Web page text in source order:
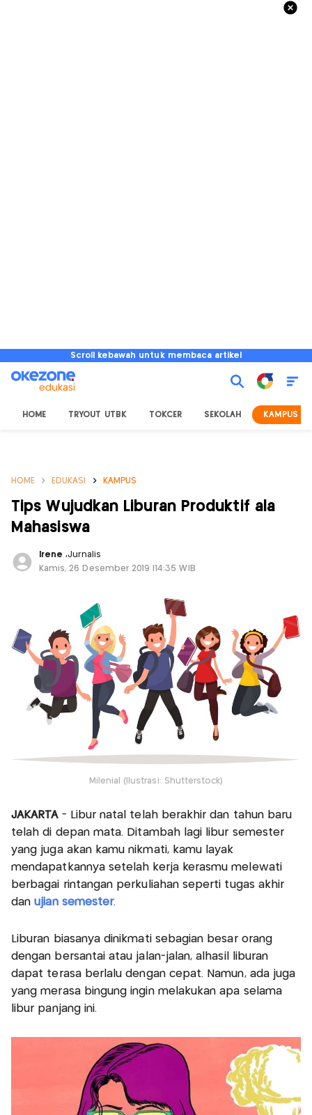
Scroll kebawah untuk membaca artikel
HOME TRYOUT UTBK TOKCER SEKOLAH KAMPUS
HOME EDUKASI KAMPUS
Tips Wujudkan Liburan Produktif ala
Mahasiswa
Irene,Jurnalis
Kamis, 26 Desember 2019 |14:35 WIB
Milenial (Ilustrasi: Shutterstock)
JAKARTA - Libur natal telah berakhir dan tahun baru
telah di depan mata. Ditambah lagi libur semester
yang juga akan kamu nikmati, kamu layak
mendapatkannya setelah kerja kerasmu melewati
berbagai rintangan perkuliahan seperti tugas akhir
danujian semester.
Liburan biasanya dinikmati sebagian besar orang
dengan bersantai atau jalan-jalan, alhasil liburan
dapat terasa berlalu dengan cepat. Namun, ada juga
yang merasa bingung ingin melakukan apa selama
libur panjang ini.